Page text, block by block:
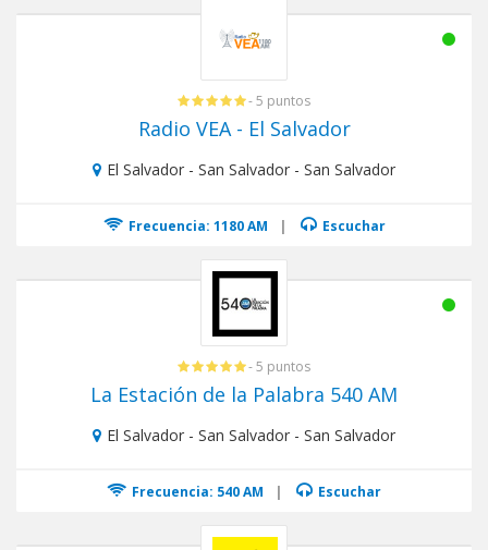
- 5 puntos
Radio VEA - El Salvador
El Salvador - San Salvador - San Salvador
Frecuencia: 1180 AM | Escuchar
- 5 puntos
La Estación de la Palabra 540 AM
El Salvador - San Salvador - San Salvador
Frecuencia: 540 AM | Escuchar